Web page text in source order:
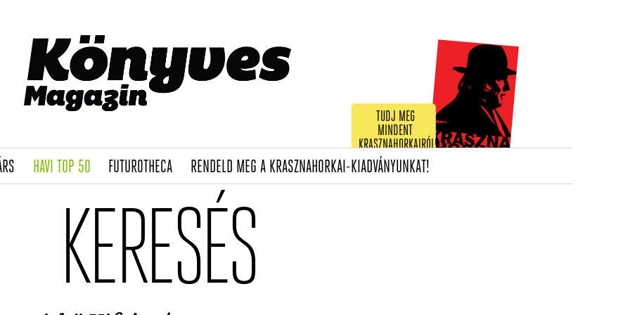
TUDJ MEG
MINDENT
KRASZNAHORKAIRÓL!
(CURRENT)
HAVI TOP 50(CURRENT)
FUTUROTHECA(CURRENT)
RENDELD MEG A KRASZNAHORKAI-KIADVÁNYUNKAT!(CURRENT)
KERESÉS